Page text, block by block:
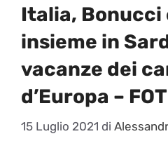
Italia, Bonucci
insieme in
vacanze dei
d’Europa –
15 Luglio 2021 di